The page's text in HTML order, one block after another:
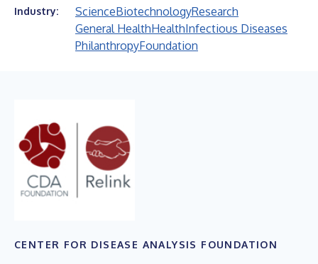
Industry: ScienceBiotechnologyResearch
General HealthHealthInfectious Diseases
PhilanthropyFoundation
CENTER FOR DISEASE ANALYSIS FOUNDATION